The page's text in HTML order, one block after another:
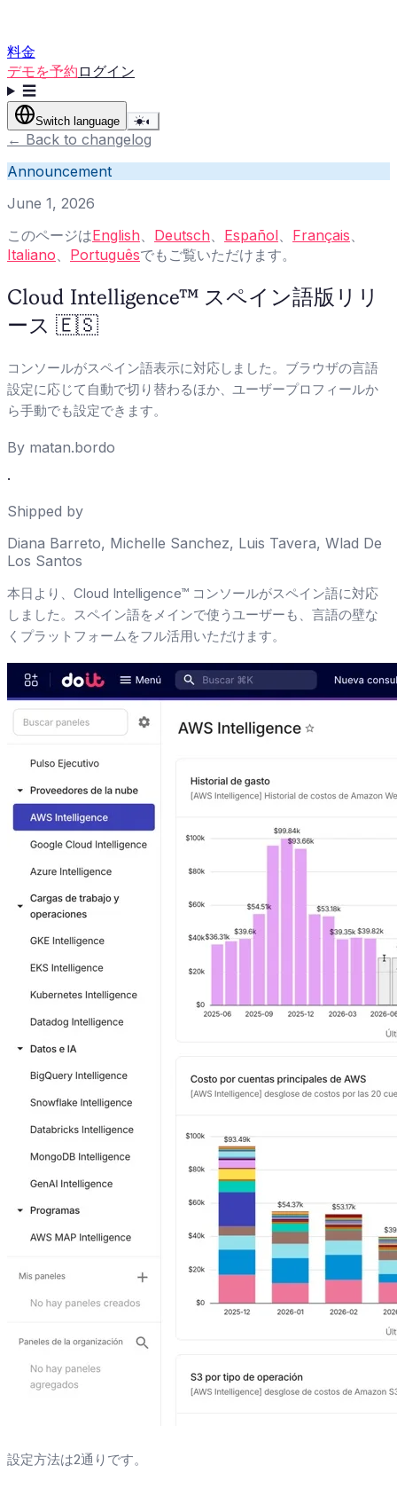
料金
デモを予約 ログイン
☰
Switch language ☀◐
← Back to changelog
Announcement
June 1, 2026
このページはEnglish、 Deutsch、 Español、 Français、
Italiano、 Portuguêsでもご覧いただけます。
Cloud Intelligence™ スペイン語版リリ
ース 🇪🇸
コンソールがスペイン語表示に対応しました。ブラウザの言語
設定に応じて自動で切り替わるほか、ユーザープロフィールか
ら手動でも設定できます。
By matan.bordo
·
Shipped by
Diana Barreto, Michelle Sanchez, Luis Tavera, Wlad De
Los Santos
本日より、Cloud Intelligence™ コンソールがスペイン語に対応
しました。スペイン語をメインで使うユーザーも、言語の壁な
くプラットフォームをフル活用いただけます。
設定方法は2通りです。